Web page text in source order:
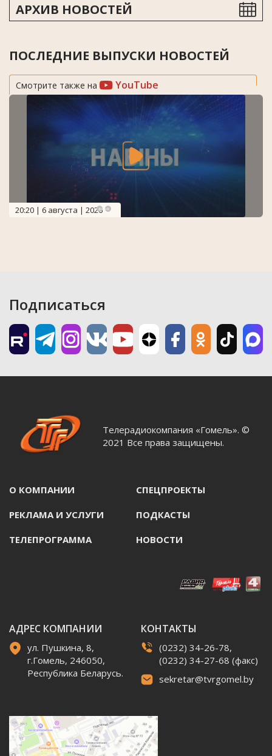
АРХИВ НОВОСТЕЙ
ПОСЛЕДНИЕ ВЫПУСКИ НОВОСТЕЙ
Смотрите также на YouTube
20:20 | 6 августа | 2026
Подписаться
Телерадиокомпания «Гомель». ©
2021 Все права защищены.
О КОМПАНИИ СПЕЦПРОЕКТЫ
РЕКЛАМА И УСЛУГИ ПОДКАСТЫ
ТЕЛЕПРОГРАММА НОВОСТИ
АДРЕС КОМПАНИИ
ул. Пушкина, 8,
г.Гомель, 246050,
Республика Беларусь.
КОНТАКТЫ
(0232) 34-26-78,
(0232) 34-27-68 (факс)
sekretar@tvrgomel.by